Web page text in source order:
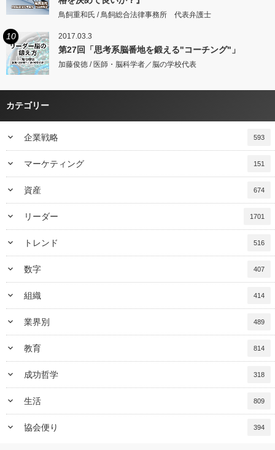
鳥飼重和氏 / 鳥飼総合法律事務所 代表弁護士
10 2017.03.3
第27回「思考系脳番地を鍛える"コーチング"」
加藤俊徳 / 医師・脳科学者／脳の学校代表
カテゴリー
keyboard_arrow_down 企業戦略 593
keyboard_arrow_down マーケティング 151
keyboard_arrow_down 資産 674
keyboard_arrow_down リーダー 1701
keyboard_arrow_down トレンド 516
keyboard_arrow_down 数字 407
keyboard_arrow_down 組織 414
keyboard_arrow_down 業界別 489
keyboard_arrow_down 教育 814
keyboard_arrow_down 成功哲学 318
keyboard_arrow_down 生活 809
keyboard_arrow_down 協会便り 394